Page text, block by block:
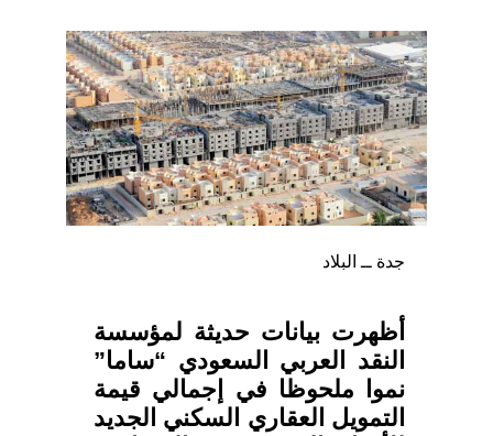
جدة ــ البلاد
أظهرت بيانات حديثة لمؤسسة
النقد العربي السعودي “ساما”
نموا ملحوظا في إجمالي قيمة
التمويل العقاري السكني الجديد